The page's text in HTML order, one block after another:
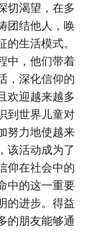
切渴望，在多
团结他人，唤
生活模式。
中，他们带着
，深化信仰的
欢迎越来越多
到世界儿童对
努力地使越来
该活动成为了
仰在社会中的
中的这一重要
的进步。得益
的朋友能够通